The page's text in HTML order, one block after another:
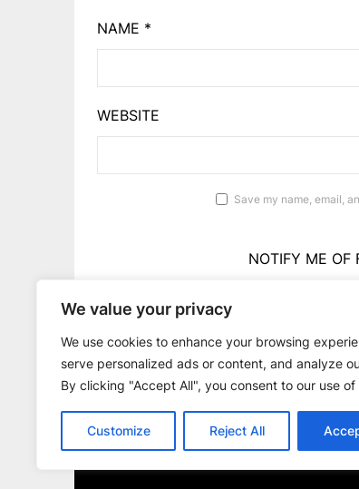
We value your privacy
We use cookies to enhance your browsing
serve personalized ads or content, and analyze
By clicking "Accept All", you consent to our use of
Customize Reject All
NAME *
WEBSITE
Save my name, email,
NOTIFY ME OF
NOTIFY